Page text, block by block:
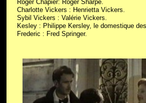
Roger Chapier: Roger Sharpe.
Charlotte Vickers : Henrietta Vickers.
Sybil Vickers : Valérie Vickers.
Kesley : Philippe Kersley, le domestique
Frederic : Fred Springer.